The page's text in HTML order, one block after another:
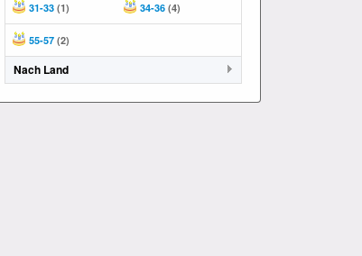
31-33 (1) 34-36 (4)
55-57 (2)
Nach Land